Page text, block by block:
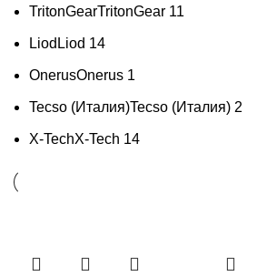
TritonGearTritonGear 11
Liod Liod 14
OnerusOnerus 1
Tecso (Италия)Tecso (Италия) 2
X-TechX-Tech 14